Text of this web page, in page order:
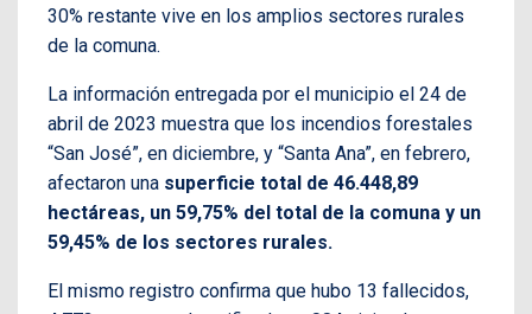
30% restante vive en los amplios sectores rurales
de la comuna.
La información entregada por el municipio el 24 de
abril de 2023 muestra que los incendios forestales
“San José”, en diciembre, y “Santa Ana”, en febrero,
afectaron una superficie total de 46.448,89
hectáreas, un 59,75% del total de la comuna y un
59,45% de los sectores rurales.
El mismo registro confirma que hubo 13 fallecidos,